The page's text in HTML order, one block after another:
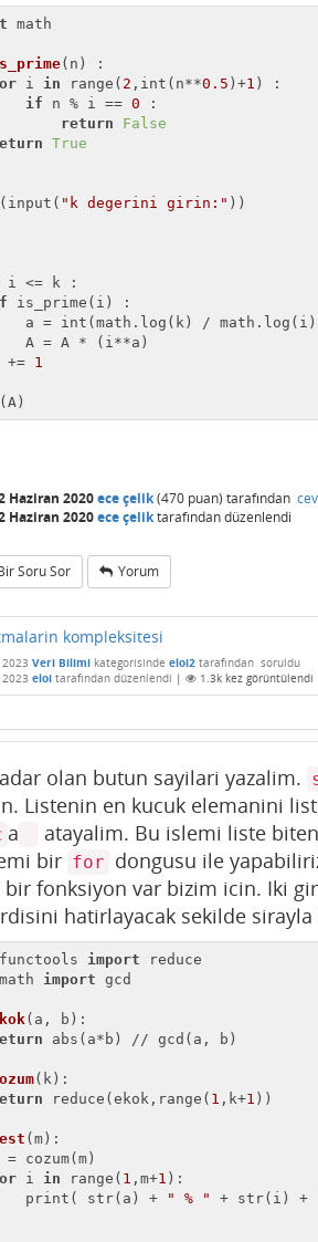
math
(n)
:
i in range( 2 ,int(n**0.5 )+1 ) :
if n % i == 0 :
return
False
True
"k degerini girin:" ))
<= k :
is_prime(i) :
i +=
1
Haziran 2020ece çelik(470 puan) tarafından
Haziran 2020ece çeliktarafındandüzenlendi
Soru Sor Yorum
kompleksitesi
Veri Bilimi kategorisinde eloi2 tarafından soruldu
eloi tarafından düzenlendi | 1.3k kez görüntülendi
olan butun sayilari yazalim.
Listenin en kucuk elemanini
a
atayalim. Bu islemi liste
bir for dongusu ile
bir fonksiyon var bizim icin. Iki
hatirlayacak sekilde
import
import gcd
(a, b) :
abs(a*b) // gcd(a, b)
(k) :
reduce(ekok,range( 1 ,k+1 ))
(m) :
i in range( 1 ,m+1 ):
        print( str(a) +
" % " + str(i) +